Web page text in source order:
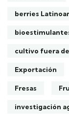
berries
cultivo fuera
Exportación
Fresas
investigación